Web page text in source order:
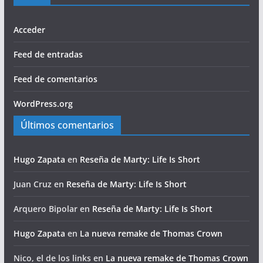
Acceder
Feed de entradas
Feed de comentarios
WordPress.org
Últimos comentarios
Hugo Zapata en Reseña de Marty: Life Is Short
Juan Cruzen Reseña de Marty: Life Is Short
Arquero Bipolaren Reseña de Marty: Life Is Short
Hugo Zapata en La nueva remake de Thomas Crown
Nico, el de los linksen La nueva remake de Thomas Crown